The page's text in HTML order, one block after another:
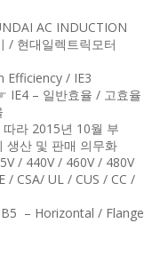
AC INDUCTION
/ 현대일렉트릭모터
Efficiency / IE3
– 일반효율 / 고효율
라 2015년 10월 부
생산 및 판매 의무화
/ 440V / 460V / 480V
/ CSA/ UL / CUS / CC /
– Horizontal / Flange